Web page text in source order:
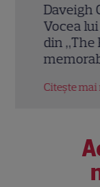
Daveigh
Vocea lui
din „The
Citește mai